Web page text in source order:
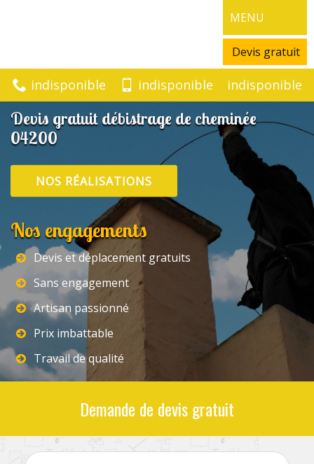
MENU
Devis gratuit
indisponible indisponible indisponible
Devis gratuit débistrage de cheminée
04200
NOS RÉALISATIONS
Nos engagements
Devis et déplacement gratuits
Sans engagement
Artisan passionné
Prix imbattable
Travail de qualité
Demande de devis gratuit